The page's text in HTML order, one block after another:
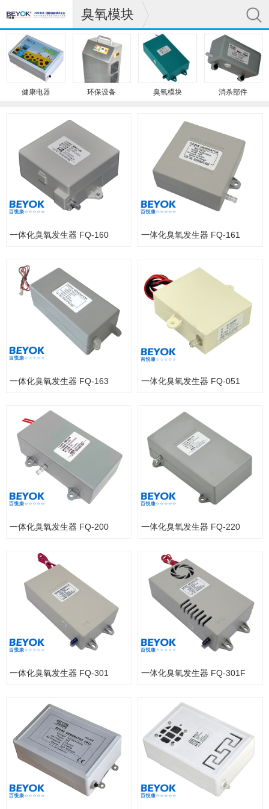
臭氧模块
健康电器 环保设备 臭氧模块 消杀部件
一体化臭氧发生器 FQ-160 一体化臭氧发生器 FQ-161
一体化臭氧发生器 FQ-163 一体化臭氧发生器 FQ-051
一体化臭氧发生器 FQ-200 一体化臭氧发生器 FQ-220
一体化臭氧发生器 FQ-301 一体化臭氧发生器 FQ-301F